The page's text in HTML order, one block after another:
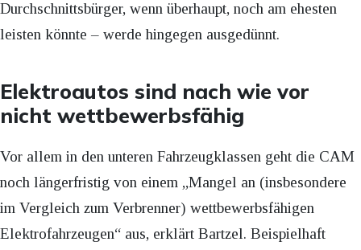
Durchschnittsbürger, wenn überhaupt, noch am ehesten
leisten könnte – werde hingegen ausgedünnt.
Elektroautos sind nach wie vor
nicht wettbewerbsfähig
Vor allem in den unteren Fahrzeugklassen geht die CAM
noch längerfristig von einem „Mangel an (insbesondere
im Vergleich zum Verbrenner) wettbewerbsfähigen
Elektrofahrzeugen“ aus, erklärt Bartzel. Beispielhaft